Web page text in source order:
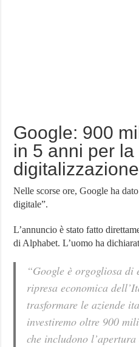
Google: 900
in 5 anni per la
Nelle scorse ore, Google ha
digitale”.
L’annuncio è stato fatto
di Alphabet. L’uomo ha
“Google è orgogliosa di
ripresa economica
trasformare le aziende
investiremo oltre 900
che includono